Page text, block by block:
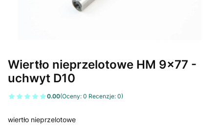
Wiertło nieprzelotowe HM 9x77 -
uchwyt D10
0.00(Oceny: 0 Recenzje: 0)
wiertło nieprzelotowe